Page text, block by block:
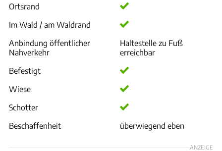
Ortsrand
Im Wald / am Waldrand
Anbindung öffentlicher
Nahverkehr
Haltestelle zu Fuß
erreichbar
Befestigt
Wiese
Schotter
Beschaffenheit
überwiegend eben
ANZEIGE